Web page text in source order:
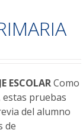
ESCOLARComo
estas pruebas
del alumno
de